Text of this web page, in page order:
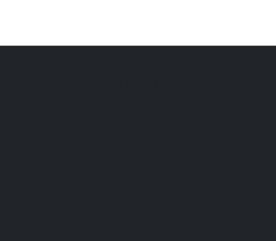
uiteenzetting van de begrippen, en